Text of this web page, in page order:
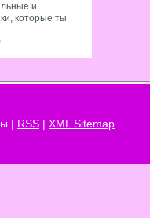
и
которые ты
| RSS | XML Sitemap